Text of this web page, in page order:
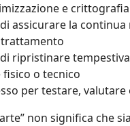
e
assicurare la
ripristinare
o tecnico
per testare,
non significa che